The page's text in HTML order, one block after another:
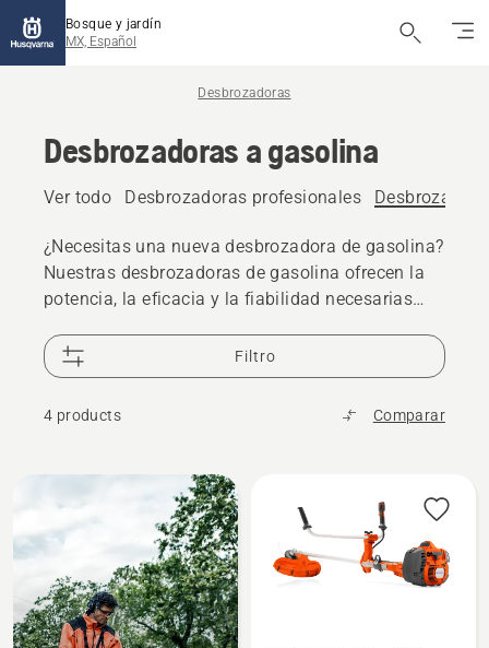
Bosque y jardín
MX, Español
Desbrozadoras
Desbrozadoras a gasolina
Ver todo Desbrozadoras profesionales
¿Necesitas una nueva desbrozadora de gasolina?
Nuestras desbrozadoras de gasolina ofrecen la
potencia, la eficacia y la fiabilidad necesarias
Filtro
4 products Comparar
products